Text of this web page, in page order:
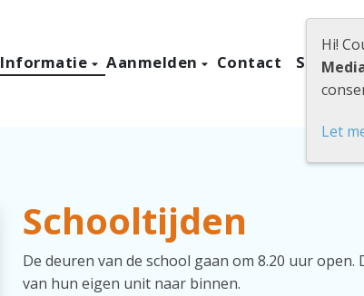
Informatie Aanmelden Contact
Schooltijden
De deuren van de school gaan om 8.20 uur
van hun eigen unit naar binnen.
Hi!
Let